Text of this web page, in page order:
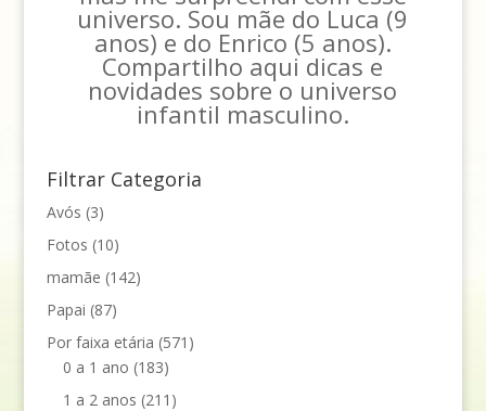
universo. Sou mãe do Luca (9
anos) e do Enrico (5 anos).
Compartilho aqui dicas e
novidades sobre o universo
infantil masculino.
Filtrar Categoria
Avós (3)
Fotos (10)
mamãe (142)
Papai (87)
Por faixa etária (571)
0 a 1 ano (183)
1 a 2 anos (211)